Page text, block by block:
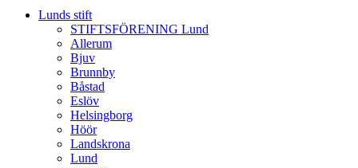
Lunds stift
STIFTSFÖRENING Lund
Allerum
Bjuv
Brunnby
Båstad
Eslöv
Helsingborg
Höör
Landskrona
Lund